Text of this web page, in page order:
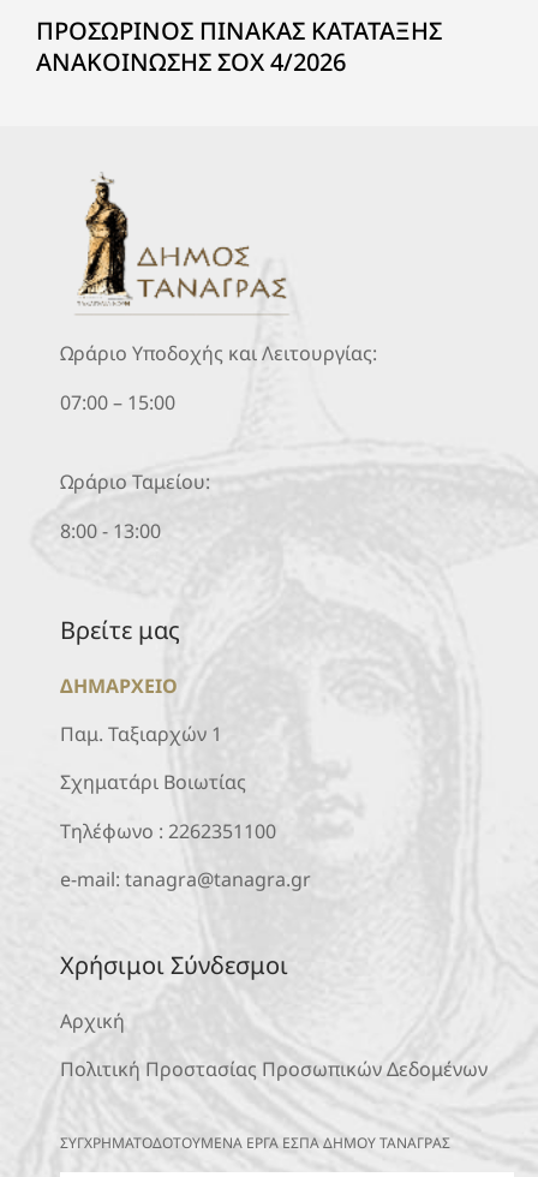
ΠΡΟΣΩΡΙΝΟΣ ΠΙΝΑΚΑΣ ΚΑΤΑΤΑΞΗΣ
ΑΝΑΚΟΙΝΩΣΗΣ ΣΟΧ 4/2026
Ωράριο Υποδοχής και Λειτουργίας:
07:00 – 15:00
Ωράριο Ταμείου:
8:00 - 13:00
Βρείτε μας
ΔΗΜΑΡΧΕΙΟ
Παμ. Ταξιαρχών 1
Σχηματάρι Βοιωτίας
Τηλέφωνο : 2262351100
e-mail: tanagra@tanagra.gr
Χρήσιμοι Σύνδεσμοι
Αρχική
Πολιτική Προστασίας Προσωπικών Δεδομένων
ΣΥΓΧΡΗΜΑΤΟΔΟΤΟΥΜΕΝΑ ΕΡΓΑ ΕΣΠΑ ΔΗΜΟΥ ΤΑΝΑΓΡΑΣ